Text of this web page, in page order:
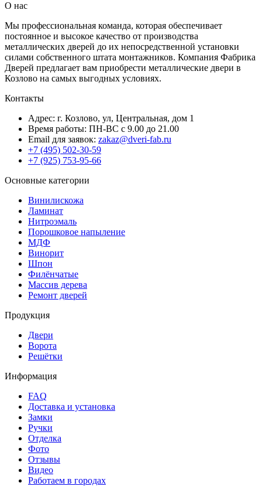
О нас
Мы профессиональная команда, которая обеспечивает
постоянное и высокое качество от производства
металлических дверей до их непосредственной установки
силами собственного штата монтажников. Компания Фабрика
Дверей предлагает вам приобрести металлические двери в
Козлово на самых выгодных условиях.
Контакты
Адрес: г. Козлово, ул, Центральная, дом 1
Время работы: ПН-ВС с 9.00 до 21.00
Email для заявок: zakaz@dveri-fab.ru
+7 (495) 502-30-59
+7 (925) 753-95-66
Основные категории
Винилискожа
Ламинат
Нитроэмаль
Порошковое напыление
МДФ
Винорит
Шпон
Филёнчатые
Массив дерева
Ремонт дверей
Продукция
Двери
Ворота
Решётки
Информация
FAQ
Доставка и установка
Замки
Ручки
Отделка
Фото
Отзывы
Видео
Работаем в городах